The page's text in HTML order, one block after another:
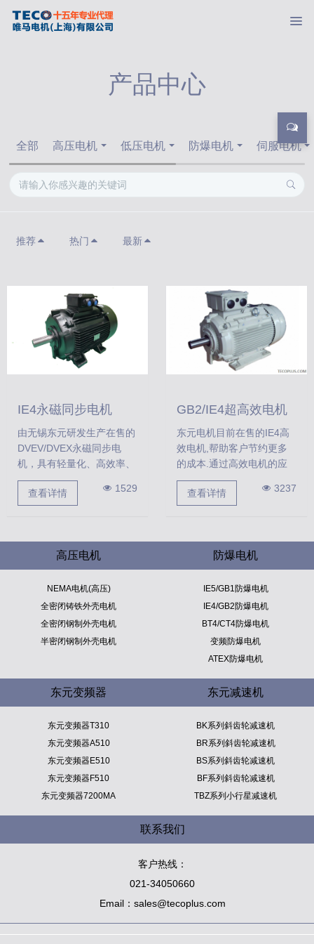
产品中心
全部 高压电机 低压电机 防爆电机 伺服电机
推荐 热门 最新
IE4永磁同步电机
由无锡东元研发生产在售的
DVEV/DVEX永磁同步电
机，具有轻量化、高效率、
省能源、转矩特性优等又
是，适用于水泵、空压机、
鼓风机、锯床等负载设备
1529
查看详情
GB2/IE4超高效电机
东元电机目前在售的IE4高
效电机,帮助客户节约更多
的成本.通过高效电机的应
用,在减少CO2排量的同时
也在工业领域提高了效率.
3237
查看详情
高压电机
NEMA电机(高压)
全密闭铸铁外壳电机
全密闭钢制外壳电机
半密闭钢制外壳电机
防爆电机
IE5/GB1防爆电机
IE4/GB2防爆电机
BT4/CT4防爆电机
变频防爆电机
ATEX防爆电机
东元变频器
东元变频器T310
东元变频器A510
东元变频器E510
东元变频器F510
东元变频器7200MA
东元减速机
BK系列斜齿轮减速机
BR系列斜齿轮减速机
BS系列斜齿轮减速机
BF系列斜齿轮减速机
TBZ系列小行星减速机
联系我们
客户热线：
021-34050660
Email：sales@tecoplus.com